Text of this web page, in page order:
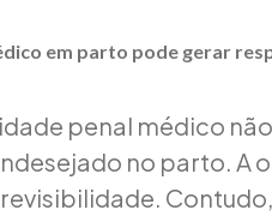
em parto pode gerar
penal médico
no parto. A